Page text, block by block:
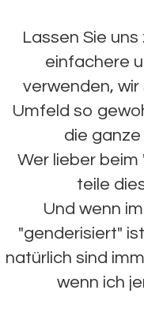
Lassen Sie
einfachere
verwenden, wir
Umfeld so
die
Wer lieber
teile
Und wenn
"genderisiert"
natürlich sind
wenn ich